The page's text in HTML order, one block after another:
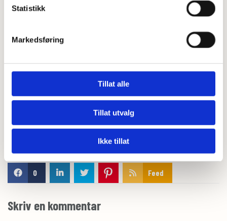
Statistikk
Markedsføring
Tillat alle
Tillat utvalg
Ikke tillat
0 Feed
Skriv en kommentar